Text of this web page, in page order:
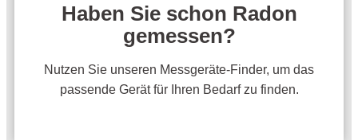
Haben Sie schon Radon
gemessen?
Nutzen Sie unseren Messgeräte-Finder, um das
passende Gerät für Ihren Bedarf zu finden.